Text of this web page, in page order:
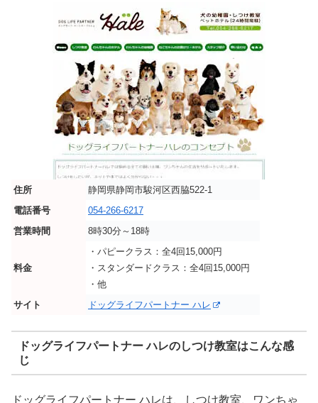
住所
静岡県静岡市駿河区西脇522-1
電話番号
054-266-6217
営業時間
8時30分～18時
料金
・パピークラス：全4回15,000円
・スタンダードクラス：全4回15,000円
・他
サイト
ドッグライフパートナー ハレ
ドッグライフパートナー ハレのしつけ教室はこんな感
じ
ドッグライフパートナー ハレは、しつけ教室、ワンちゃ